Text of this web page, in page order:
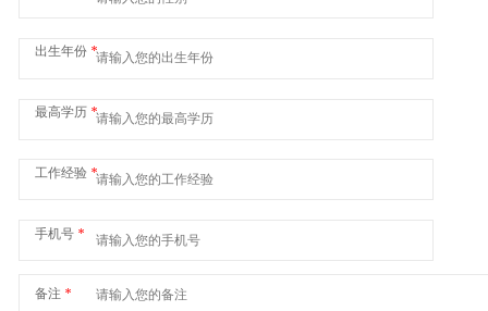
出生年份 *
最高学历 *
工作经验 *
手机号 *
备注 *